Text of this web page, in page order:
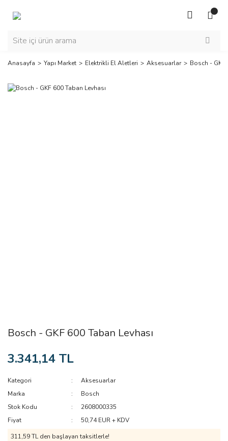
Anasayfa Yapı Market Elektrikli El Aletleri Aksesuarlar Bosch - GKF
Bosch - GKF 600 Taban Levhası
3.341,14 TL
Kategori
Aksesuarlar
Marka
Bosch
Stok Kodu
2608000335
Fiyat
50,74 EUR + KDV
311,59 TL den başlayan taksitlerle!